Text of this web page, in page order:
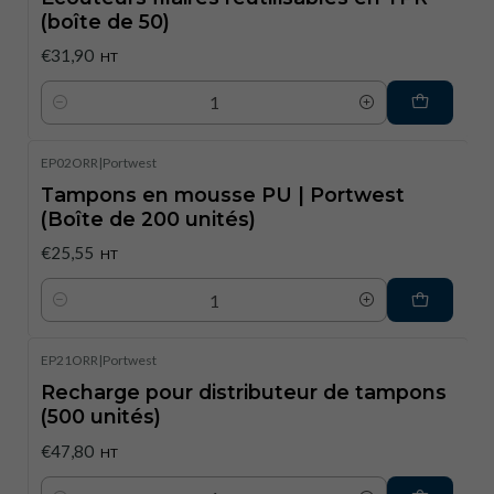
(boîte de 50)
€31,90 HT
Quantité
EP02ORR |Portwest
Tampons en mousse PU | Portwest
(Boîte de 200 unités)
€25,55 HT
Quantité
EP21ORR |Portwest
Recharge pour distributeur de tampons
(500 unités)
€47,80 HT